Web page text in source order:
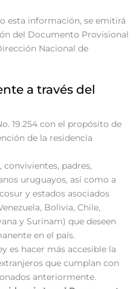
esta información, se emitirá
del Documento Provisional
Nacional de
a través del
19.254 con el propósito de
de la residencia
convivientes, padres,
uruguayos, así como a
y estados asociados
Bolivia, Chile,
y Surinam) que deseen
en el país.
es hacer más accesible la
que cumplan con
anteriormente.